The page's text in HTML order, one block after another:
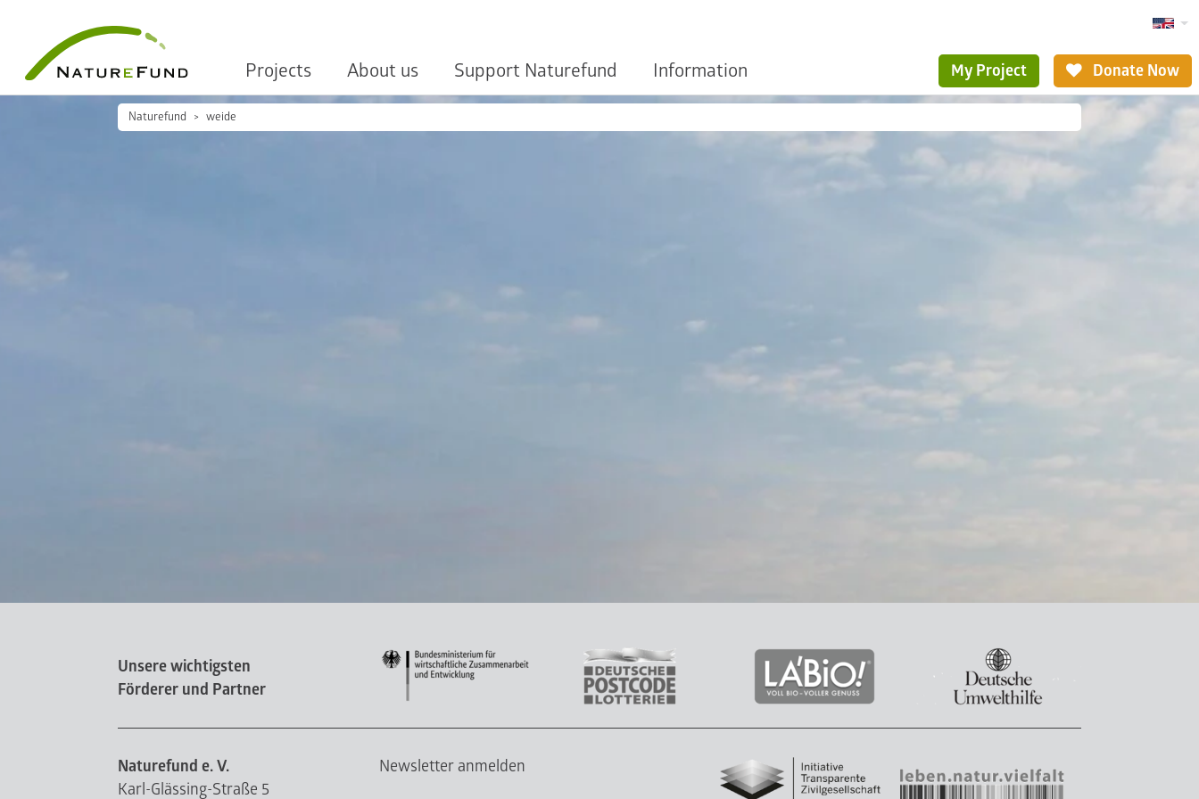
Projects About us Support Naturefund Information My Project Donate Now
Naturefund weide
Unsere wichtigsten
Förderer und Partner
Naturefund e. V.
Karl-Glässing-Straße 5
Newsletter anmelden